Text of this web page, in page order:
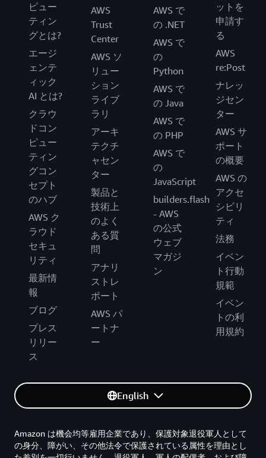
ピュー
ティン
グとは?
エージ
ェンテ
ィック
AI とは?
クラウ
ドコン
ピュー
ティン
グコン
セプト
のハブ
AWS ク
ラウド
セキュ
リティ
最新情
報
ブログ
プレス
リリー
ス
AWS
Trust
Center
AWS ソ
リュー
ション
ライブ
ラリ
アーキ
テクチ
ャセン
ター
製品と
技術上
のよく
ある質
問
アナリ
ストレ
ポート
AWS パ
ートナ
ー
AWS で
の .NET
AWS で
の
Python
AWS で
の Java
AWS で
の PHP
AWS で
の
JavaScript
builders.flash
- AWS
の公式
ウェブ
マガジ
ン
ットを
申請す
る
AWS
re:Post
ナレッ
ジセン
ター
AWS サ
ポート
の概要
AWS の
アクセ
シビリ
ティ
法務
イベン
ト行動
規範
イベン
トの利
用規約
English
Amazon は機会均等雇用企業であり、保護対象退役軍人として
の身分、障がい、その他法令で保護されている属性を理由とし